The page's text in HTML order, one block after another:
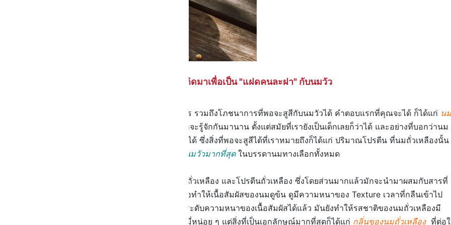
🥛 นมถั่วเหลือง นมทางเลือกที่เกิดมาเพื่อเป็น "แฝดคนละฝา" กับนมวัว
ถ้าถามว่านมชนิดไหนที่มีสารอาหาร รวมถึงโภชนาการที่พอจะสูสีกับนมวัวได้ คำตอบแรกที่คุณจะได้ ก็ได้แก่ นม
นมทางเลือกที่หลายคนน่าจะรู้จักกันมานาน ตั้งแต่สมัยที่เรายังเป็นเด็กเลยก็ว่าได้ และอย่างที่บอกว่านม
ถั่วเหลืองเป็นนมที่พอจะสูสีกับนมวัวได้ ซึ่งสิ่งที่พอจะสูสีได้ที่เราหมายถึงก็ได้แก่ ปริมาณโปรตีน ที่นมถั่วเหลืองนั้น
มีปริมาณของโปรตีนที่ใกล้เคียงกับนมวัวมากที่สุด ในบรรดานมทางเลือกทั้งหมด
โดยนมถั่วเหลืองเป็นนมที่ทำมาจากถั่วเหลือง และโปรตีนถั่วเหลือง ซึ่งโดยส่วนมากแล้วมักจะนำมาผสมกับสารที่
เพิ่มความข้น หรือไม่ก็น้ำมันพืช เพื่อทำให้เนื้อสัมผัสของนมดูข้น ดูมีความหนาของ Texture เวลาที่กลืนเข้าไป
และนอกจากสารเหล่านี้จะช่วยเพิ่มระดับความหนาของเนื้อสัมผัสได้แล้ว มันยังทำให้รสชาติของนมถั่วเหลืองมี
ความกลมกล่อม ผสมกับความครีมมี่หน่อย ๆ แต่สิ่งที่เป็นเอกลักษณ์มากที่สุดก็ได้แก่ กลิ่นของนมถั่วเหลืองที่ต่อ